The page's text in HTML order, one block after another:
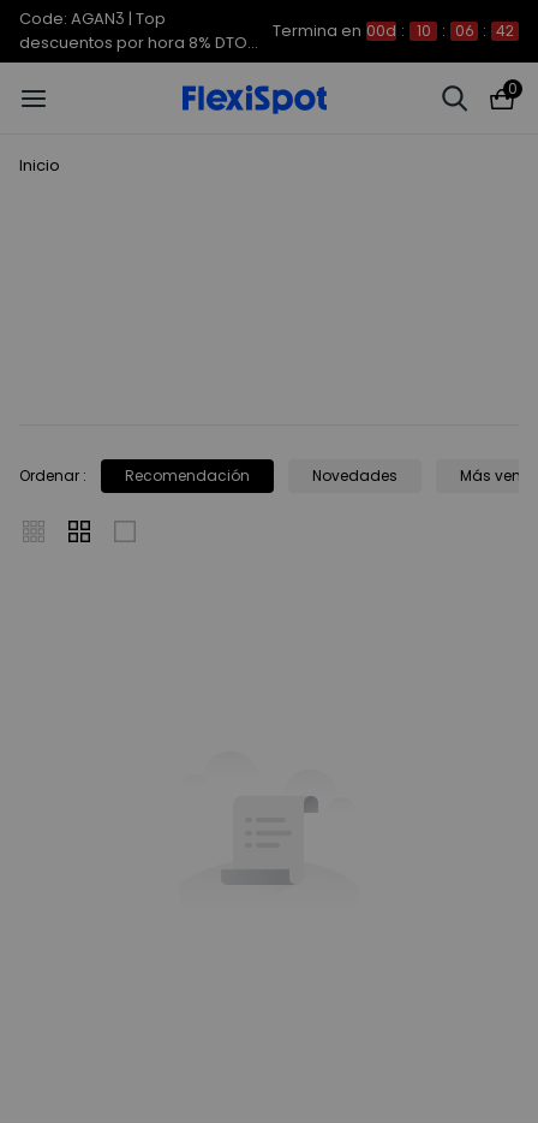
Code: AGAN3 | Top
descuentos por hora 8% DTO
extra
Termina en 00d : 10 : 06 : 42
0
Inicio
Ordenar : Recomendación Novedades Más